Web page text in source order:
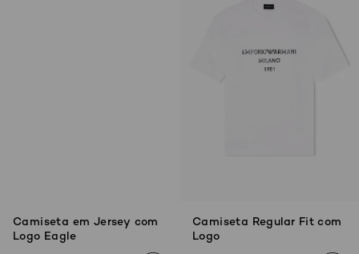
Camiseta em Jersey com
Logo Eagle
Camiseta Regular Fit com
Logo
nos
contar
mais